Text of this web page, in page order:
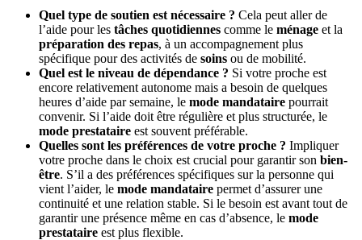
Quel type de soutien est nécessaire ? Cela peut aller de
l’aide pour les tâches quotidiennes comme le ménage et la
préparation des repas, à un accompagnement plus
spécifique pour des activités de soins ou de mobilité.
Quel est le niveau de dépendance ? Si votre proche est
encore relativement autonome mais a besoin de quelques
heures d’aide par semaine, le mode mandataire pourrait
convenir. Si l’aide doit être régulière et plus structurée, le
mode prestataire est souvent préférable.
Quelles sont les préférences de votre proche ? Impliquer
votre proche dans le choix est crucial pour garantir son bien-
être. S’il a des préférences spécifiques sur la personne qui
vient l’aider, le mode mandataire permet d’assurer une
continuité et une relation stable. Si le besoin est avant tout de
garantir une présence même en cas d’absence, le mode
prestataire est plus flexible.